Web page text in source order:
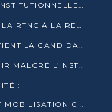
PRÉSIDENTIELLE : LA COUR CONSTITUTIONNELLE CONFIRME LA VICTOIRE DE SASSOU NGUESSO AVEC 94,90 % DES SUFFRAGES
RDC : PLUS DE 500 AGENTS DE LA RTNC À LA RETRAITE, UNE PAGE SE TOURNE
ONU : L’UNION AFRICAINE SOUTIENT LA CANDIDATURE DE MACKY SALL
MADIBOU PLONGÉ DANS LE NOIR MALGRÉ L’INSTALLATION D’UN NOUVEAU TRANSFORMATEUR
:
NOTRE SOUVERAINETÉ NATIONALE